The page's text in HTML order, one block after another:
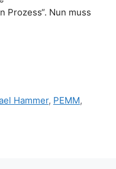
Prozess“. Nun muss
Hammer, PEMM,